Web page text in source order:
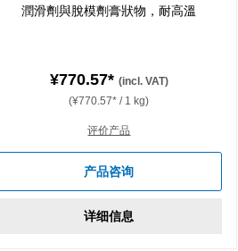
潤滑劑與脫模劑膏狀物，耐高溫
¥770.57* (incl. VAT)
(¥770.57* / 1 kg)
评价产品
产品咨询
详细信息